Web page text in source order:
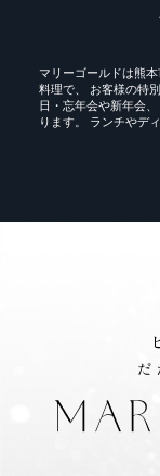
マリーゴールドは熊
料理で、 お客様の特
日・忘年会や新年会
ります。 ランチやデ